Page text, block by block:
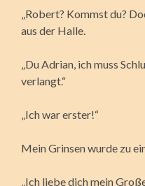
„Robert? Kommst du?
aus der Halle.
„Du Adrian, ich muss
verlangt.“
„Ich war erster!“
Mein Grinsen wurde zu
„Ich liebe dich mein